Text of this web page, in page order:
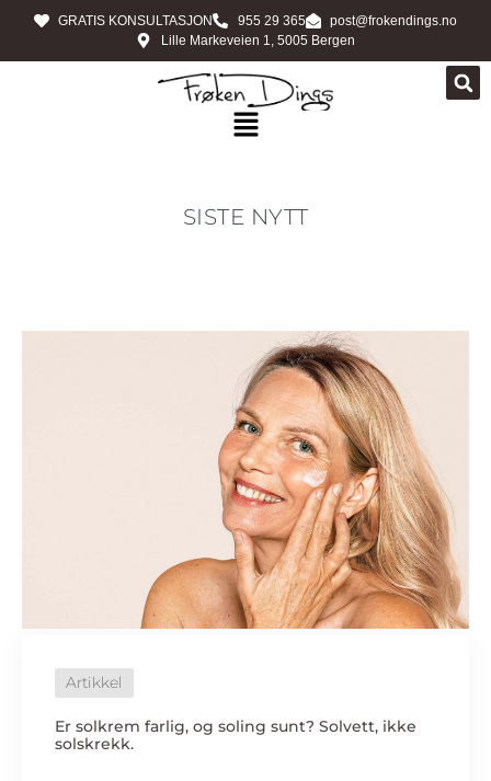
GRATIS KONSULTASJON 955 29 365
post@frokendings.no
Lille Markeveien 1, 5005 Bergen
SISTE NYTT
Artikkel
Er solkrem farlig, og soling sunt? Solvett, ikke
solskrekk.